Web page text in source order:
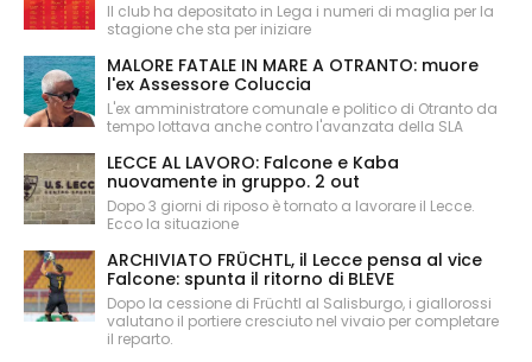
Il club ha depositato in Lega i numeri di maglia per la
stagione che sta per iniziare
MALORE FATALE IN MARE A OTRANTO: muore
l'ex Assessore Coluccia
L'ex amministratore comunale e politico di Otranto da
tempo lottava anche contro l'avanzata della SLA
LECCE AL LAVORO: Falcone e Kaba
nuovamente in gruppo. 2 out
Dopo 3 giorni di riposo è tornato a lavorare il Lecce.
Ecco la situazione
ARCHIVIATO FRÜCHTL, il Lecce pensa al vice
Falcone: spunta il ritorno di BLEVE
Dopo la cessione di Früchtl al Salisburgo, i giallorossi
valutano il portiere cresciuto nel vivaio per completare
il reparto.